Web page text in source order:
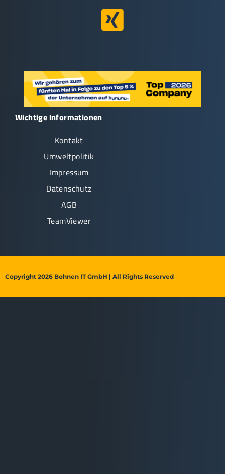
Wichtige Informationen
Kontakt
Umweltpolitik
Impressum
Datenschutz
AGB
TeamViewer
Copyright 2026 Bohnen IT GmbH | All Rights Reserved